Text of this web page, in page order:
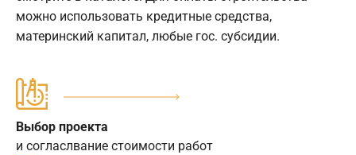
можно использовать кредитные средства,
материнский капитал, любые гос. субсидии.
Выбор проекта
и согласлвание стоимости работ